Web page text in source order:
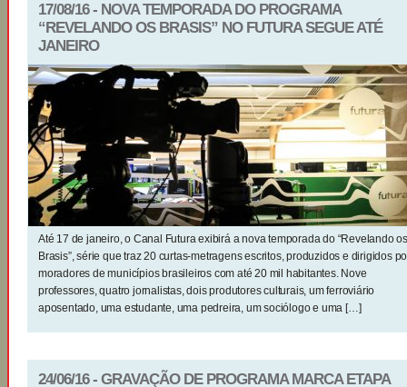
17/08/16 - NOVA TEMPORADA DO PROGRAMA
“REVELANDO OS BRASIS” NO FUTURA SEGUE ATÉ
JANEIRO
Até 17 de janeiro, o Canal Futura exibirá a nova temporada do “Revelando os
Brasis”, série que traz 20 curtas-metragens escritos, produzidos e dirigidos
moradores de municípios brasileiros com até 20 mil habitantes. Nove
professores, quatro jornalistas, dois produtores culturais, um ferroviário
aposentado, uma estudante, uma pedreira, um sociólogo e uma […]
24/06/16 - GRAVAÇÃO DE PROGRAMA MARCA ETAPA